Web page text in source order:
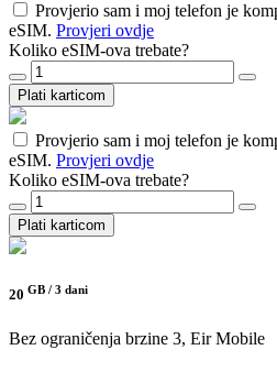
Provjerio sam i moj telefon je
eSIM. Provjeri ovdje
Koliko eSIM-ova trebate?
Plati karticom
Provjerio sam i moj telefon je
eSIM. Provjeri ovdje
Koliko eSIM-ova trebate?
Plati karticom
20 GB / 3 dani
Bez ograničenja brzine 3, Eir Mobile